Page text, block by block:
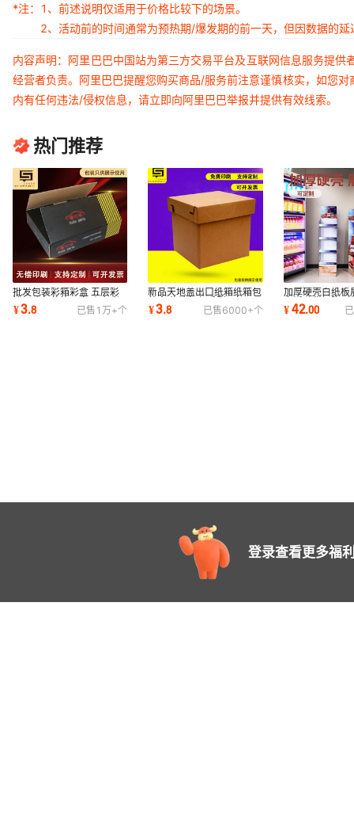
*注：
1、前述说明仅适用于价格比较下的场景。
2、活动前的时间通常为预热期/爆发期的前一天，但因数据的
内容声明：阿里巴巴中国站为第三方交易平台及互联网信息服务提
经营者负责。阿里巴巴提醒您购买商品/服务前注意谨慎核实，如您
内有任何违法/侵权信息，请立即向阿里巴巴举报并提供有效线索。
热门推荐
批发包装彩箱彩盒 五层彩
箱打孔包装箱可定 山东彩
箱礼品盒供应商
¥3.8 已售 1万+个
新品天地盖出口纸箱纸箱包
装盒 物流打包重型瓦楞运
输收纳打包盒
¥3.8 已售6000+个
加厚硬壳白纸板
市活动货柜陈
异型展架安装
¥42.00
登录查看更多福